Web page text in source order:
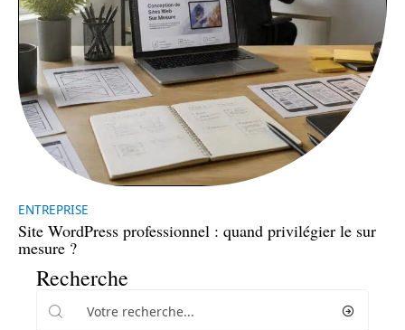
ENTREPRISE
Site WordPress professionnel : quand privilégier le sur
mesure ?
Recherche